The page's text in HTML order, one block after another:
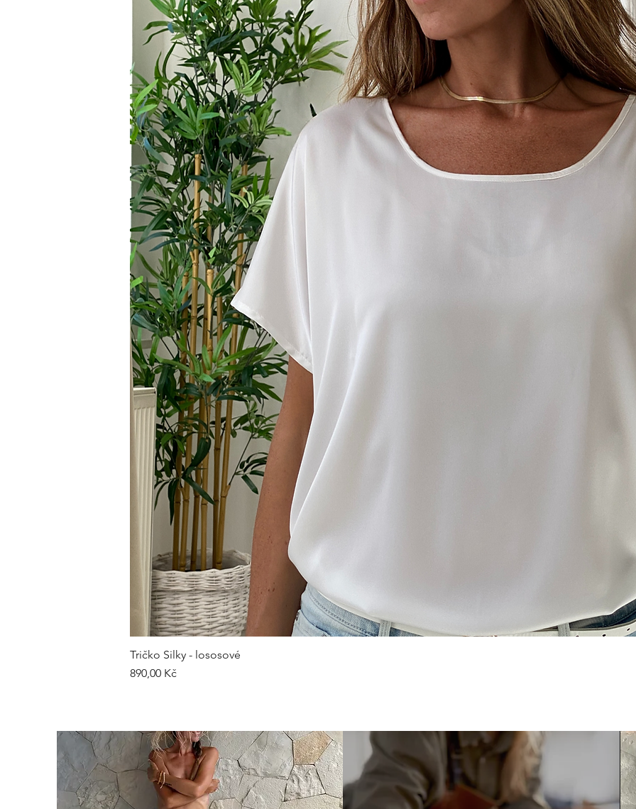
Tričko Silky - lososové
Cena
890,00 Kč